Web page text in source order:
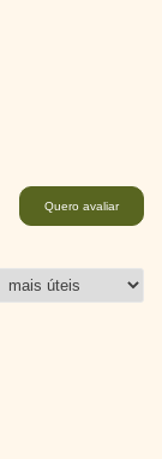
Quero avaliar